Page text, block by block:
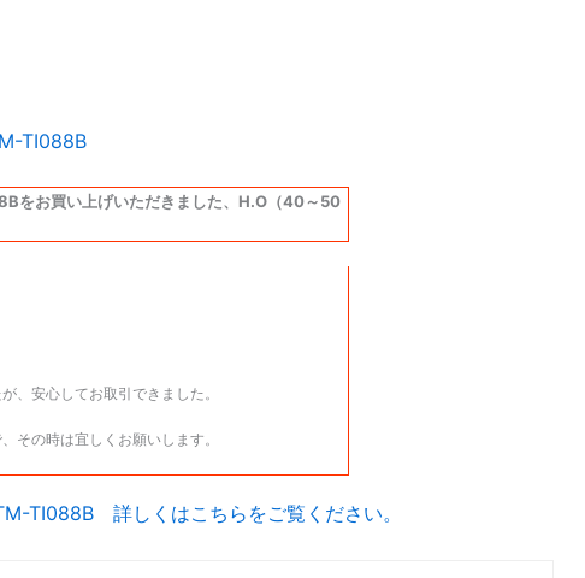
お買い上げいただきました、H.O（40～50
、安心してお取引できました。
その時は宜しくお願いします。
TI088B 詳しくはこちらをご覧ください。